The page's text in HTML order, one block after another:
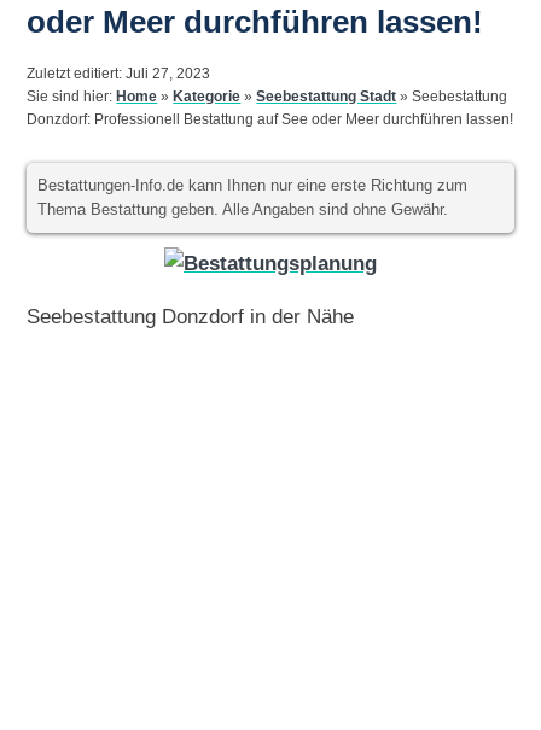
oder Meer durchführen lassen!
Zuletzt editiert: Juli 27, 2023
Sie sind hier: Home » Kategorie »Seebestattung Stadt »Seebestattung
Donzdorf: Professionell Bestattung auf See oder Meer durchführen lassen!
Bestattungen-Info.de kann Ihnen nur eine erste Richtung zum
Thema Bestattung geben. Alle Angaben sind ohne Gewähr.
Seebestattung Donzdorf in der Nähe